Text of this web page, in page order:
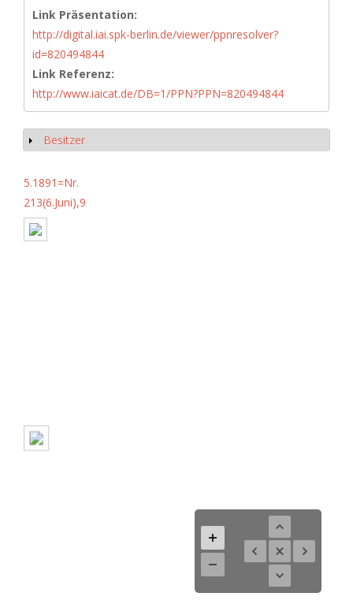
Link Präsentation:
http://digital.iai.spk-berlin.de/viewer/ppnresolver?
id=820494844
Link Referenz:
http://www.iaicat.de/DB=1/PPN?PPN=820494844
Show
Besitzer
5.1891=Nr.
213(6.Juni),9